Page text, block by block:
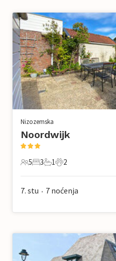
Nizozemska
Noordwijk
5 Gosti
5
3 Spavaće sobe
3
1 Kupaonica
1
2 Kućni ljubimac
2
7. stu • 7 noćenja